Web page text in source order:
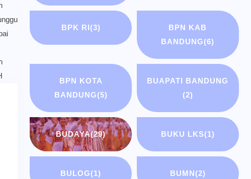
BPK RI(3)
BPN KAB
BANDUNG(6)
BPN KOTA
BANDUNG(5)
BUAPATI BANDUNG
(2)
BUDAYA(29) BUKU LKS(1)
BULOG(1) BUMN(2)